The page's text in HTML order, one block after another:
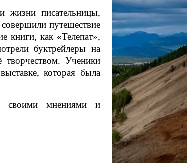
жизни писательницы,
путешествие
книги, как «Телепат»,
буктрейлеры на
Ученики
которая была
своими мнениями и